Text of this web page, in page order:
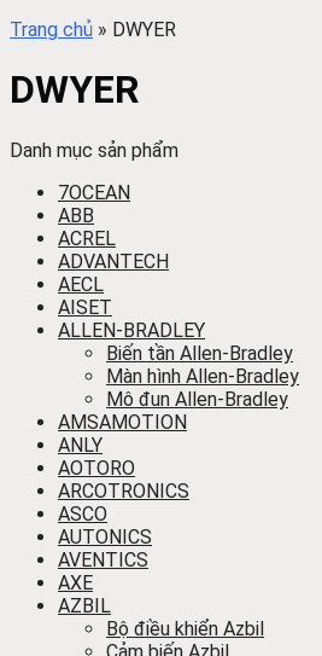
Trang chủ » DWYER
DWYER
Danh mục sản phẩm
7OCEAN
ABB
ACREL
ADVANTECH
AECL
AISET
ALLEN-BRADLEY
Biến tần Allen-Bradley
Màn hình Allen-Bradley
Mô đun Allen-Bradley
AMSAMOTION
ANLY
AOTORO
ARCOTRONICS
ASCO
AUTONICS
AVENTICS
AXE
AZBIL
Bộ điều khiển Azbil